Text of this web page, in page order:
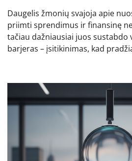
Daugelis žmonių svajoja apie
priimti sprendimus ir finansinę
tačiau dažniausiai juos sustabdo
barjeras – įsitikinimas, kad